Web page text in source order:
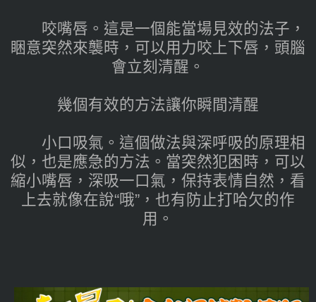
咬嘴唇。這是一個能當場見效的法子，
睏意突然來襲時，可以用力咬上下唇，頭腦
會立刻清醒。
幾個有效的方法讓你瞬間清醒
小口吸氣。這個做法與深呼吸的原理相
似，也是應急的方法。當突然犯困時，可以
縮小嘴唇，深吸一口氣，保持表情自然，看
上去就像在說“哦”，也有防止打哈欠的作
用。